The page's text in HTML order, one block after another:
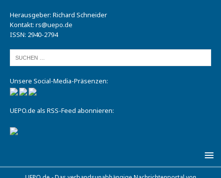
Herausgeber: Richard Schneider
Kontakt: rs@uepo.de
ISSN: 2940-2794
Unsere Social-Media-Präsenzen:
UEPO.de als RSS-Feed abonnieren: